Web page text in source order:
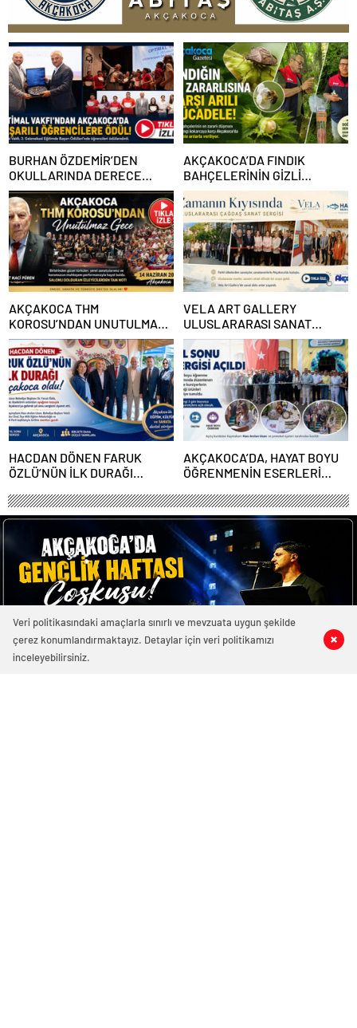
1 0
BURHAN ÖZDEMİR’DEN
OKULLARINDA DERECE
YAPAN ÖĞRENCİLERE
BAŞARI BELGELERİ VE
BURSLAR VERİLDİ
AKÇAKOCA’DA FINDIK
BAHÇELERİNİN GİZLİ
DÜŞMANINA KARŞI ARILI
MÜCADELE
AKÇAKOCA THM
KOROSU’NDAN UNUTULMAZ
GECE
VELA ART GALLERY
ULUSLARARASI SANAT
BULUŞMASI AKÇAKOCA’DA
SANATSEVERLERLE
BULUŞTU
HACDAN DÖNEN FARUK
ÖZLÜ’NÜN İLK DURAĞI
AKÇAKOCA’DA, HAYAT BOYU
ÖĞRENMENİN ESERLERİ
0 0
Veri politikasındaki amaçlarla sınırlı ve mevzuata uygun şekilde
çerez konumlandırmaktayız. Detaylar için veri politikamızı
inceleyebilirsiniz.